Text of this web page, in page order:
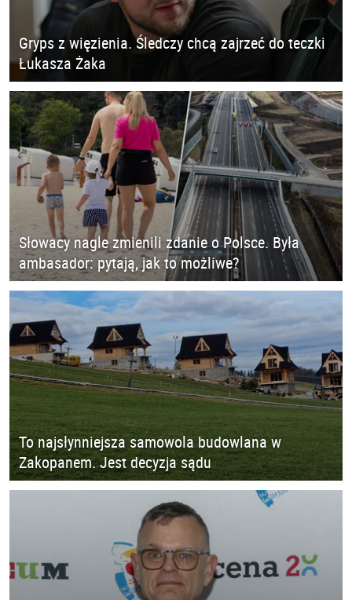
Gryps z więzienia. Śledczy chcą zajrzeć do teczki
Łukasza Żaka
Słowacy nagle zmienili zdanie o Polsce. Była
ambasador: pytają, jak to możliwe?
To najsłynniejsza samowola budowlana w
Zakopanem. Jest decyzja sądu